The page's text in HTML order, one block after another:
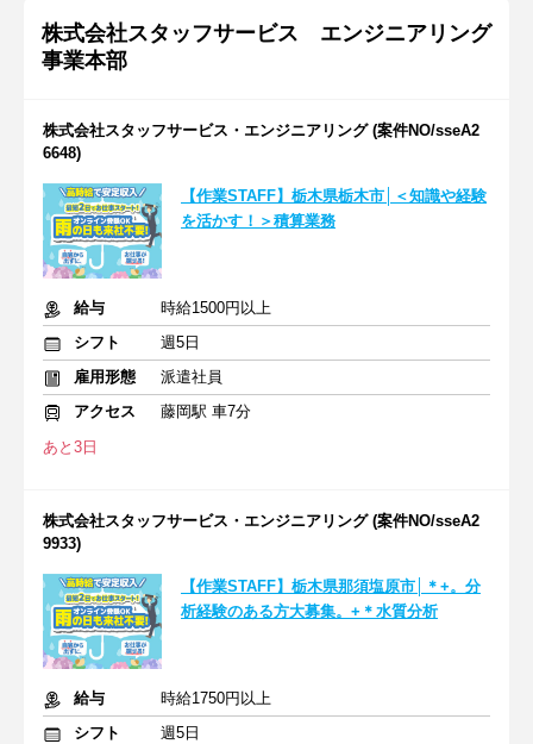
株式会社スタッフサービス エンジニアリング
事業本部
株式会社スタッフサービス・エンジニアリング (案件NO/sseA2
6648)
【作業STAFF】栃木県栃木市│＜知識や経験
を活かす！＞積算業務
給与
時給1500円以上
シフト
週5日
雇用形態
派遣社員
アクセス
藤岡駅 車7分
あと3日
株式会社スタッフサービス・エンジニアリング (案件NO/sseA2
9933)
【作業STAFF】栃木県那須塩原市│＊+。分
析経験のある方大募集。+＊水質分析
給与
時給1750円以上
シフト
週5日